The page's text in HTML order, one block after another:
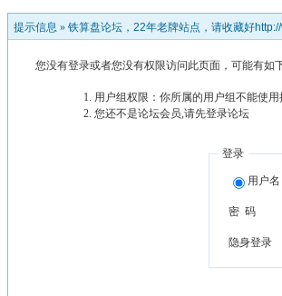
提示信息 » 铁算盘论坛，22年老牌站点，请收藏好
您没有登录或者您没有权限访问此页面，可能有如
用户组权限：你所属的用户组不能使
您还不是论坛会员,请先登录论坛
登录
用户名
密 码
隐身登录